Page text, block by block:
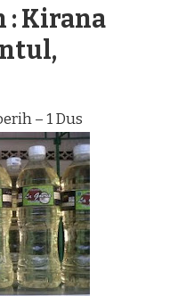
: Kirana
– 1 Dus